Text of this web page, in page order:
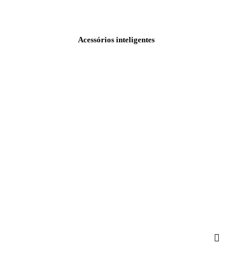
Acessórios inteligentes